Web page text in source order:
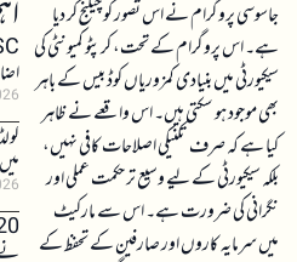
جاسوسی پروگرام نے اس تصور کو چیلنج کر دیا
ہے۔ اس پروگرام کے تحت، کرپٹو کمیونٹی کی
سیکیورٹی میں بنیادی کمزوریاں کوڈ بیس کے باہر
بھی موجود ہو سکتی ہیں۔ اس واقعے نے ظاہر
کیا ہے کہ صرف تکنیکی اصلاحات کافی نہیں،
بلکہ سیکیورٹی کے لیے وسیع تر حکمت عملی اور
نگرانی کی ضرورت ہے۔ اس سے مارکیٹ
میں سرمایہ کاروں اور صارفین کے تحفظ کے
میں 890,000 بٹ کوائن کی منتقلی